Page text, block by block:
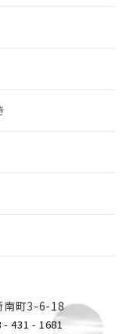
南町3-6-18
- 431 - 1681